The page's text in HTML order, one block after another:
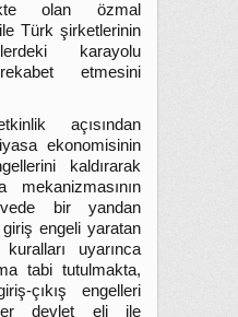
olan özmal
Türk şirketlerinin
karayolu
etmesini
açısından
ekonomisinin
kaldırarak
bir yandan
engeli yaratan
uyarınca
tabi tutulmakta,
çıkış engelleri
devlet eli ile